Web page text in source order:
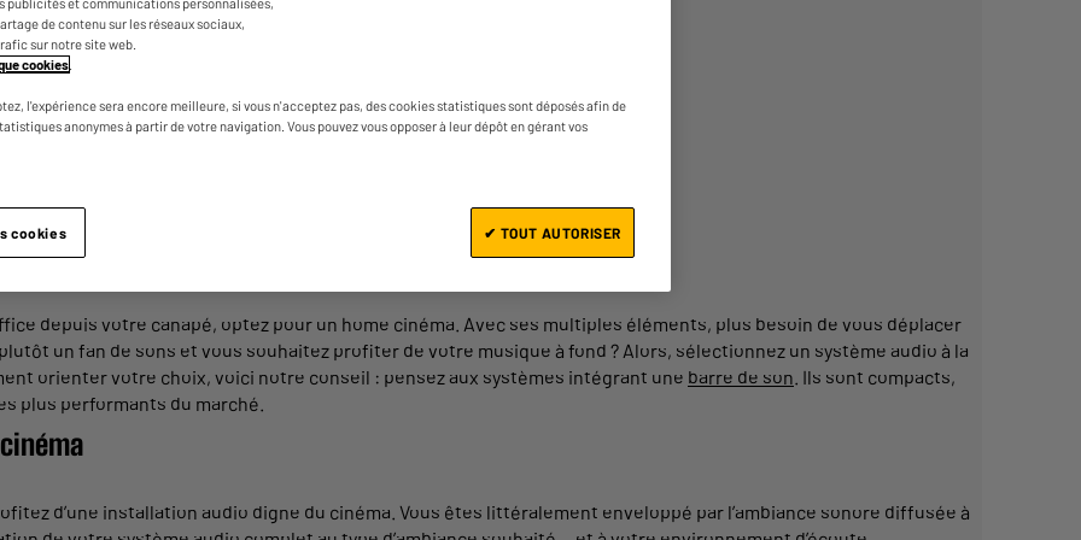
des appareilsavant d’arrêter votre choix :
(HDMI,
depuis votre canapé, optez pour un home cinéma. Avec ses multiples éléments, plus besoin de vous déplacer
un fan de sons et vous souhaitez profiter de votre musique à fond ? Alors, sélectionnez un système audio à la
orienter votre choix, voici notre conseil : pensez aux systèmes intégrant une barre de son. Ils sont compacts,
plus performants du marché.
d’une installation audio digne du cinéma. Vous êtes littéralement enveloppé par l’ambiance sonore diffusée à
publicités et communications personnalisées,
de contenu sur les réseaux sociaux,
sur notre site web.
cookies
l'expérience sera encore meilleure, si vous n'acceptez pas, des cookies statistiques sont déposés afin de
anonymes à partir de votre navigation. Vous pouvez vous opposer à leur dépôt en gérant vos
cookies ✔ TOUT AUTORISER